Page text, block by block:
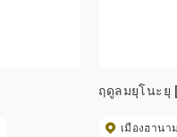
ฤดูลมยุโนะยุ
เมืองฮานา